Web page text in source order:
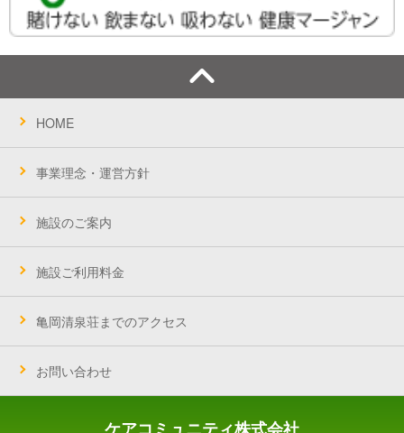
HOME
事業理念・運営方針
施設のご案内
施設ご利用料金
亀岡清泉荘までのアクセス
お問い合わせ